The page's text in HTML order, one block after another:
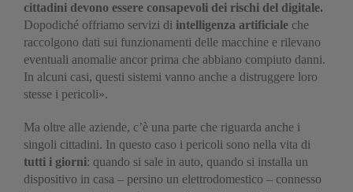
cittadini devono essere consapevoli dei rischi del digitale.
Dopodiché offriamo servizi di intelligenza artificiale che
raccolgono dati sui funzionamenti delle macchine e rilevano
eventuali anomalie ancor prima che abbiano compiuto danni.
In alcuni casi, questi sistemi vanno anche a distruggere loro
stesse i pericoli».
Ma oltre alle aziende, c’è una parte che riguarda anche i
singoli cittadini. In questo caso i pericoli sono nella vita di
tutti i giorni: quando si sale in auto, quando si installa un
dispositivo in casa – persino un elettrodomestico – connesso